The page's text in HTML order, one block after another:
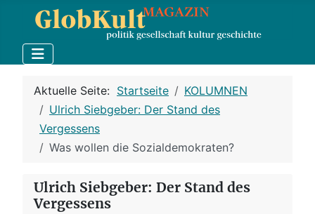
Aktuelle Seite: Startseite
KOLUMNEN
Ulrich Siebgeber: Der Stand des
Vergessens
Was wollen die Sozialdemokraten?
Ulrich Siebgeber: Der Stand des
Vergessens